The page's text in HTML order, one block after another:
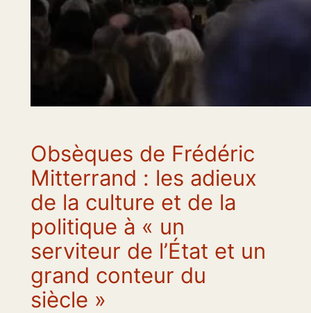
Obsèques de Frédéric
Mitterrand : les adieux
de la culture et de la
politique à « un
serviteur de l’État et un
grand conteur du
siècle »